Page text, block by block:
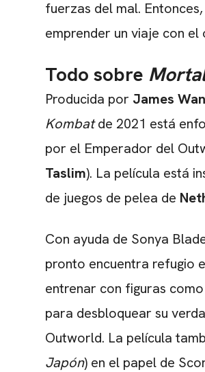
fuerzas del mal.
emprender un viaje con
Todo sobre
Producida por James Wan
Kombat de 2021 está
por el Emperador del
Taslim). La película está
de juegos de pelea de
Con ayuda de Sonya
pronto encuentra refugio
entrenar con figuras
para desbloquear su
Outworld. La película
Japón) en el papel de